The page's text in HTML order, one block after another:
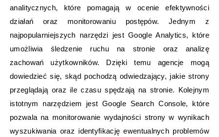
analitycznych, które pomagają w ocenie efektywności
działań oraz monitorowaniu postępów. Jednym z
najpopularniejszych narzędzi jest Google Analytics, które
umożliwia śledzenie ruchu na stronie oraz analizę
zachowań użytkowników. Dzięki temu agencje mogą
dowiedzieć się, skąd pochodzą odwiedzający, jakie strony
przeglądają oraz ile czasu spędzają na stronie. Kolejnym
istotnym narzędziem jest Google Search Console, które
pozwala na monitorowanie wydajności strony w wynikach
wyszukiwania oraz identyfikację ewentualnych problemów